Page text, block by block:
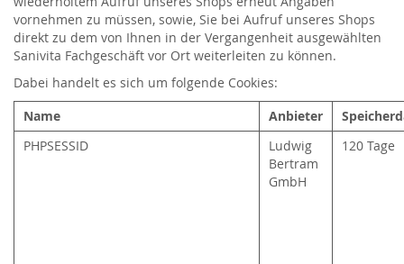
vornehmen zu müssen, sowie, Sie bei Aufruf unseres Shops
direkt zu dem von Ihnen in der Vergangenheit ausgewählten
Sanivita Fachgeschäft vor Ort weiterleiten zu können.
Dabei handelt es sich um folgende Cookies:
Name
Anbieter
PHPSESSID
Ludwig
Bertram
GmbH
120 Tage